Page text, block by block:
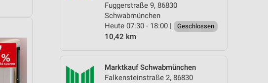
Fuggerstraße 9, 86830
Schwabmünchen
Heute 07:30 - 18:00 |
Geschlossen
10,42 km
Marktkauf Schwabmünchen
Falkensteinstraße 2, 86830